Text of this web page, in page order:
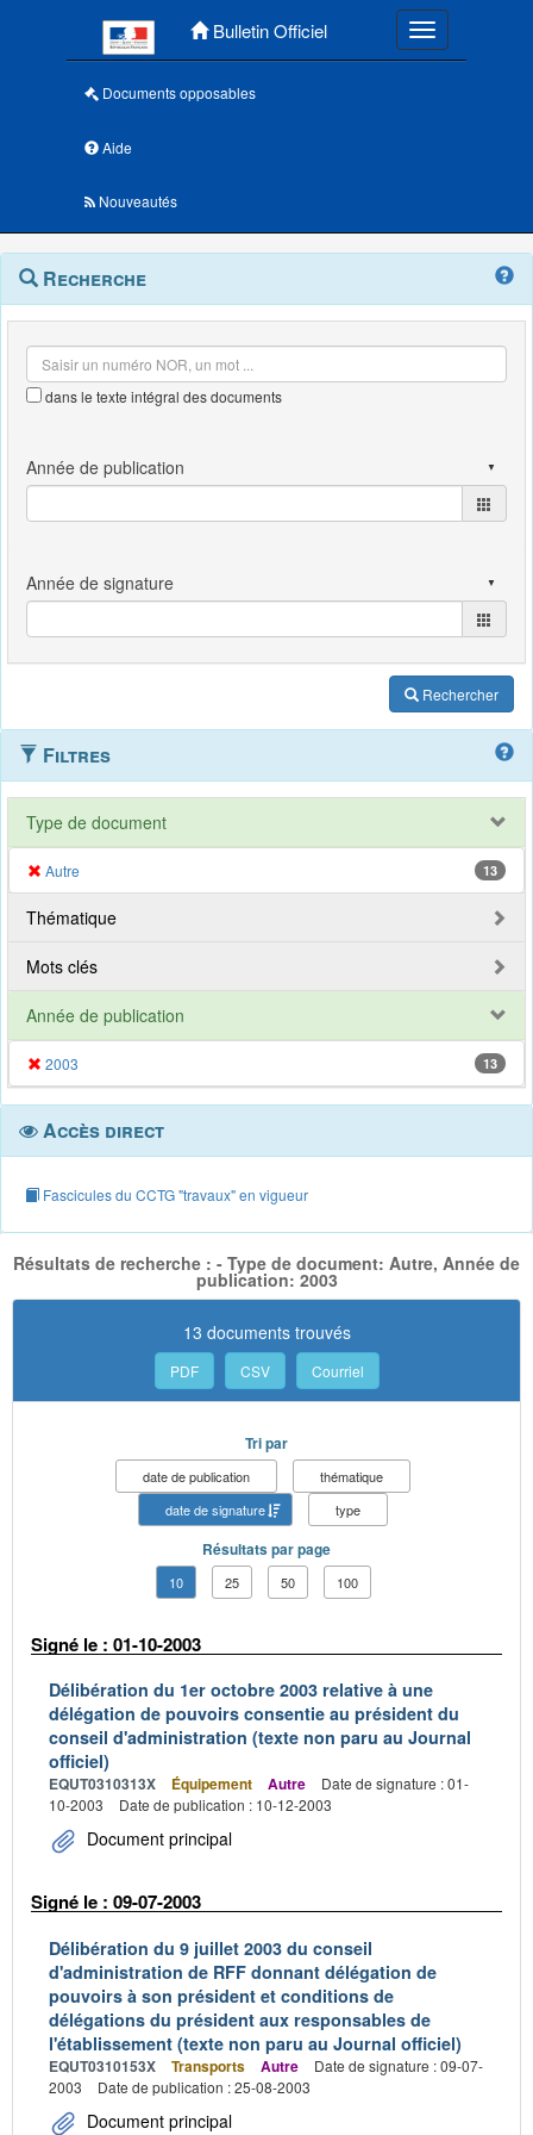
Bulletin Officiel Toggle
Documents opposables
Aide
Nouveautés
Navigation
outils
Menu
contextuel
Recherche
dans le texte intégral des documents
Rechercher
Filtres
Type de document
Autre 13
Thématique
Mots clés
Année de publication
2003 13
Accès direct
Fascicules du CCTG "travaux" en vigueur
Résultats de recherche : - Type de document: Autre, Année de
publication: 2003
13 documents trouvés
PDF CSV Courriel
Tri par
date de publication
thématique
date de signature
type
Résultats par page
10 25 50 100
Signé le : 01-10-2003
Délibération du 1er octobre 2003 relative à une
délégation de pouvoirs consentie au président du
conseil d'administration (texte non paru au Journal
officiel)
EQUT0310313X Équipement Autre
Date de signature : 01-
10-2003
Date de publication : 10-12-2003
Document principal
Signé le : 09-07-2003
Délibération du 9 juillet 2003 du conseil
d'administration de RFF donnant délégation de
pouvoirs à son président et conditions de
délégations du président aux responsables de
l'établissement (texte non paru au Journal officiel)
EQUT0310153X Transports Autre
Date de signature : 09-07-
2003
Date de publication : 25-08-2003
Document principal